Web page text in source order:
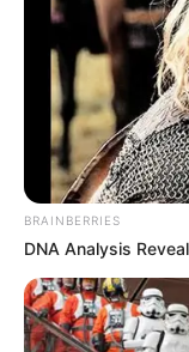
09:19 Concurso,
BRAINBERRIES
DNA Analysis